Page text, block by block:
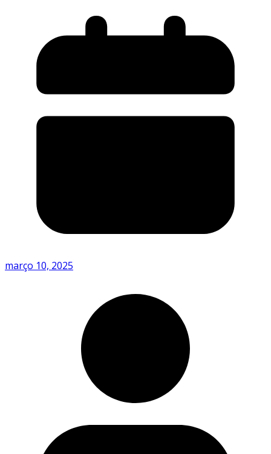
março 10, 2025